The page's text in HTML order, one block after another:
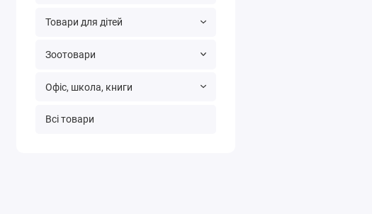
Товари для дітей
Зоотовари
Офіс, школа, книги
Всі товари